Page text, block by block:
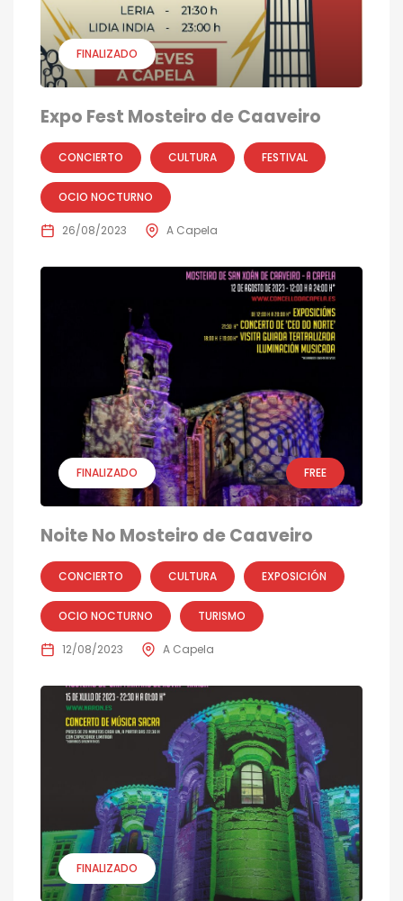
FINALIZADO
Expo Fest Mosteiro de Caaveiro
CONCIERTO CULTURA FESTIVAL
OCIO NOCTURNO
26/08/2023 A Capela
FINALIZADO FREE
Noite No Mosteiro de Caaveiro
CONCIERTO CULTURA EXPOSICIÓN
OCIO NOCTURNO TURISMO
12/08/2023 A Capela
FINALIZADO